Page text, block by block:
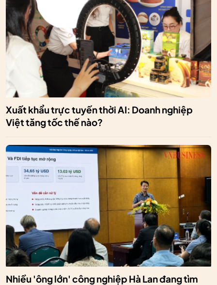
Xuất khẩu trực tuyến thời AI: Doanh nghiệp
Việt tăng tốc thế nào?
Nhiều 'ông lớn' công nghiệp Hà Lan đang tìm